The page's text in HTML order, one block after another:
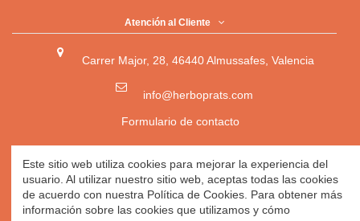
Atención al Cliente
Carrer Major, 28, 46440 Almussafes, Valencia
info@herboprats.com
Formulario de contacto
Herbolario|Herboristería|Tienda Ecológica Online|
Herbodietética |Tienda Online de Productos Naturales|
Herbolario Online
Este sitio web utiliza cookies para mejorar la experiencia del
usuario. Al utilizar nuestro sitio web, aceptas todas las cookies
de acuerdo con nuestra Política de Cookies. Para obtener más
información sobre las cookies que utilizamos y cómo